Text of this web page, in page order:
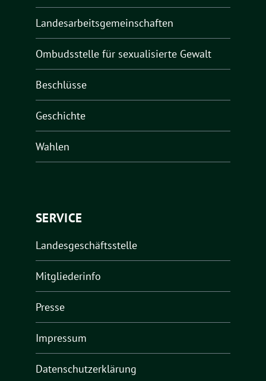
Landesarbeitsgemeinschaften
Ombudsstelle für sexualisierte Gewalt
Beschlüsse
Geschichte
Wahlen
SERVICE
Landesgeschäftsstelle
Mitgliederinfo
Presse
Impressum
Datenschutzerklärung